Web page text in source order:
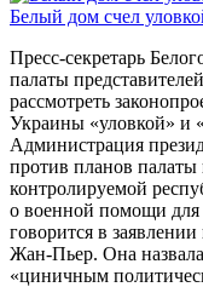
Белый дом счел
Пресс-секретарь
палаты
рассмотреть
Украины «уловкой» и
Администрация
против планов
контролируемой
о военной помощи
говорится в
Жан-Пьер. Она
«циничным